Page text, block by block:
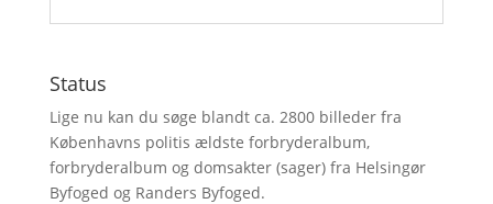
Status
Lige nu kan du søge blandt ca. 2800 billeder fra
Københavns politis ældste forbryderalbum,
forbryderalbum og domsakter (sager) fra Helsingør
Byfoged og Randers Byfoged.